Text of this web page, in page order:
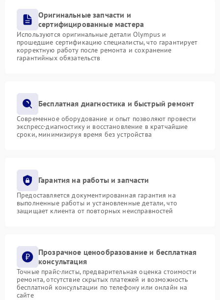
Оригинальные запчасти и
сертифицированные мастера
Используются оригинальные детали Olympus и
прошедшие сертификацию специалисты, что гарантирует
корректную работу после ремонта и сохранение
гарантийных обязательств
Бесплатная диагностика и быстрый ремонт
Современное оборудование и опыт позволяют провести
экспресс-диагностику и восстановление в кратчайшие
сроки, минимизируя время без устройства
Гарантия на работы и запчасти
Предоставляется документированная гарантия на
выполненные работы и установленные детали, что
защищает клиента от повторных неисправностей
Прозрачное ценообразование и бесплатная
консультация
Точные прайс-листы, предварительная оценка стоимости
ремонта, отсутствие скрытых платежей и возможность
бесплатной консультации по телефону или онлайн на
сайте